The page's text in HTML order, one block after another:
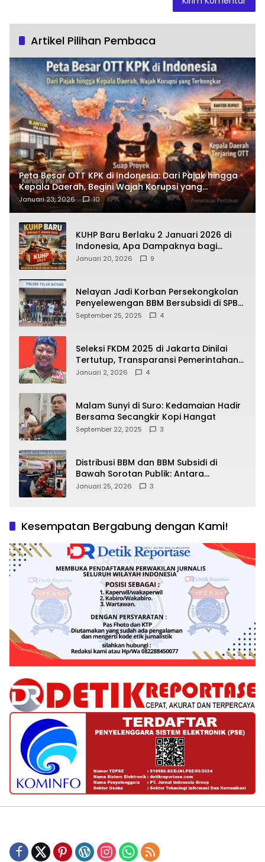
Artikel Pilihan Pembaca
Peta Besar OTT KPK di Indonesia: Dari Pajak hingga
Kepala Daerah, Begini Wajah Korupsi yang
Terbongkar
Januari 23, 2026 10
KUHP Baru Berlaku 2 Januari 2026 di
Indonesia, Apa Dampaknya bagi
Kehidupan Warga? Ini Aturan Kunci
Januari 20, 2026 9
Nelayan Jadi Korban Persekongkolan
Penyelewengan BBM Bersubsidi di SPBU
64.78809 Teluk Batang
September 25, 2025 4
Seleksi FKDM 2025 di Jakarta Dinilai
Tertutup, Transparansi Pemerintahan
Pramono–Rano Dipertanyakan
Januari 2, 2026 4
Malam Sunyi di Suro: Kedamaian Hadir
Bersama Secangkir Kopi Hangat
September 22, 2025 3
Distribusi BBM dan BBM Subsidi di
Bawah Sorotan Publik: Antara
Kepentingan Negara, Hak Konsumen,
Januari 25, 2026 3
Kesempatan Bergabung dengan Kami!